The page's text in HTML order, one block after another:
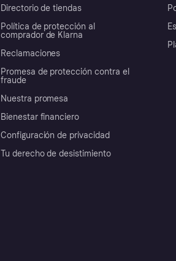
Directorio de tiendas
Política de protección al
comprador de Klarna
Reclamaciones
Promesa de protección contra el
fraude
Nuestra promesa
Bienestar financiero
Configuración de privacidad
Tu derecho de desistimiento